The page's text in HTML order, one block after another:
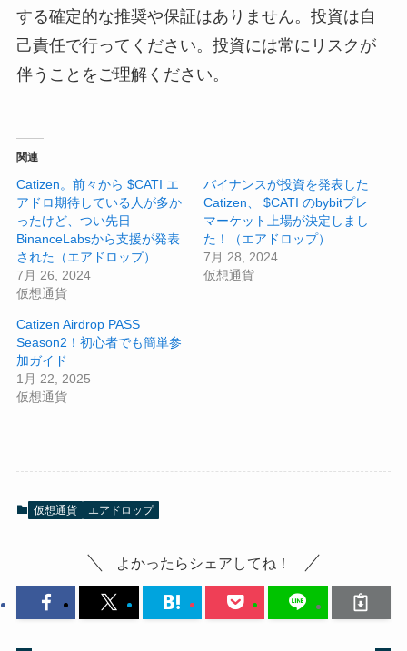
する確定的な推奨や保証はありません。投資は自
己責任で行ってください。投資には常にリスクが
伴うことをご理解ください。
関連
Catizen。前々から $CATI エ
アドロ期待している人が多か
ったけど、つい先日
BinanceLabsから支援が発表
された（エアドロップ）
7月 26, 2024
仮想通貨
バイナンスが投資を発表した
Catizen、 $CATI のbybitプレ
マーケット上場が決定しまし
た！（エアドロップ）
7月 28, 2024
仮想通貨
Catizen Airdrop PASS
Season2！初心者でも簡単参
加ガイド
1月 22, 2025
仮想通貨
仮想通貨 エアドロップ
よかったらシェアしてね！